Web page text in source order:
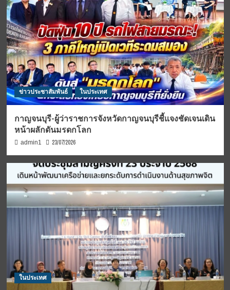
ข่าวประชาสัมพันธ์ ในประเทศ
กาญจนบุรี-ผู้ว่าราชการจังหวัดกาญจนบุรีชี้แจงชัดเจนเดิน
หน้าผลักดันมรดกโลก
admin1 23/07/2026
ในประเทศ